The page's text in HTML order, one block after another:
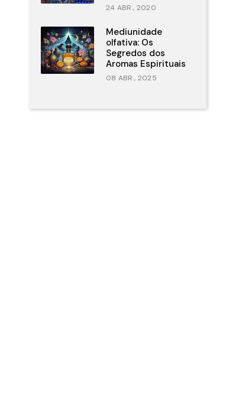
24 ABR., 2020
Mediunidade
olfativa: Os
Segredos dos
Aromas Espirituais
08 ABR., 2025